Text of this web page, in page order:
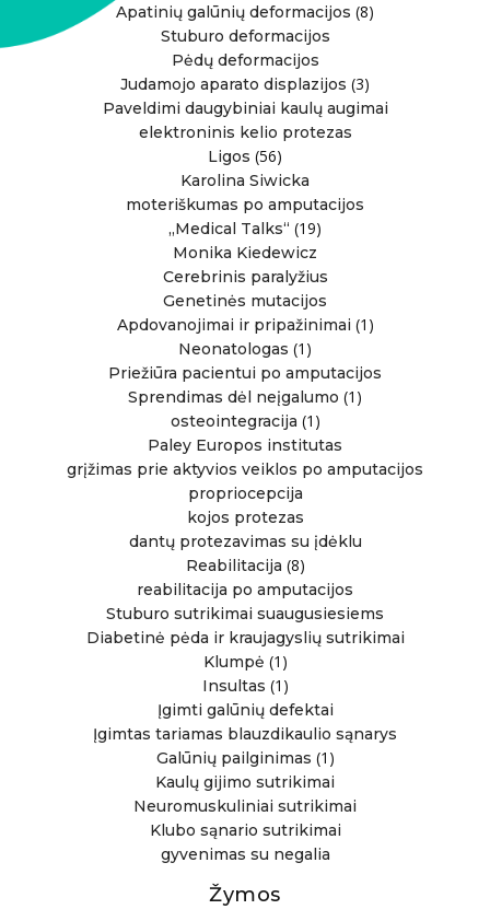
Apatinių galūnių deformacijos (8)
Stuburo deformacijos
Pėdų deformacijos
Judamojo aparato displazijos (3)
Paveldimi daugybiniai kaulų augimai
elektroninis kelio protezas
Ligos (56)
Karolina Siwicka
moteriškumas po amputacijos
„Medical Talks“ (19)
Monika Kiedewicz
Cerebrinis paralyžius
Genetinės mutacijos
Apdovanojimai ir pripažinimai (1)
Neonatologas (1)
Priežiūra pacientui po amputacijos
Sprendimas dėl neįgalumo (1)
osteointegracija (1)
Paley Europos institutas
grįžimas prie aktyvios veiklos po amputacijos
propriocepcija
kojos protezas
dantų protezavimas su įdėklu
Reabilitacija (8)
reabilitacija po amputacijos
Stuburo sutrikimai suaugusiesiems
Diabetinė pėda ir kraujagyslių sutrikimai
Klumpė (1)
Insultas (1)
Įgimti galūnių defektai
Įgimtas tariamas blauzdikaulio sąnarys
Galūnių pailginimas (1)
Kaulų gijimo sutrikimai
Neuromuskuliniai sutrikimai
Klubo sąnario sutrikimai
gyvenimas su negalia
Žymos